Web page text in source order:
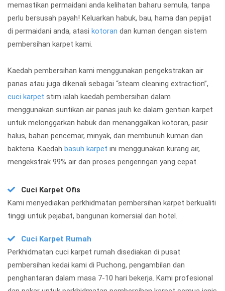
memastikan permaidani anda kelihatan baharu semula, tanpa
perlu bersusah payah! Keluarkan habuk, bau, hama dan pepijat
di permaidani anda, atasi kotoran dan kuman dengan sistem
pembersihan karpet kami.
Kaedah pembersihan kami menggunakan pengekstrakan air
panas atau juga dikenali sebagai “steam cleaning extraction”,
cuci karpet stim ialah kaedah pembersihan dalam
menggunakan suntikan air panas jauh ke dalam gentian karpet
untuk melonggarkan habuk dan menanggalkan kotoran, pasir
halus, bahan pencemar, minyak, dan membunuh kuman dan
bakteria. Kaedah basuh karpet ini menggunakan kurang air,
mengekstrak 99% air dan proses pengeringan yang cepat.
Cuci Karpet Ofis
Kami menyediakan perkhidmatan pembersihan karpet berkualiti
tinggi untuk pejabat, bangunan komersial dan hotel.
Cuci Karpet Rumah
Perkhidmatan cuci karpet rumah disediakan di pusat
pembersihan kedai kami di Puchong, pengambilan dan
penghantaran dalam masa 7-10 hari bekerja. Kami profesional